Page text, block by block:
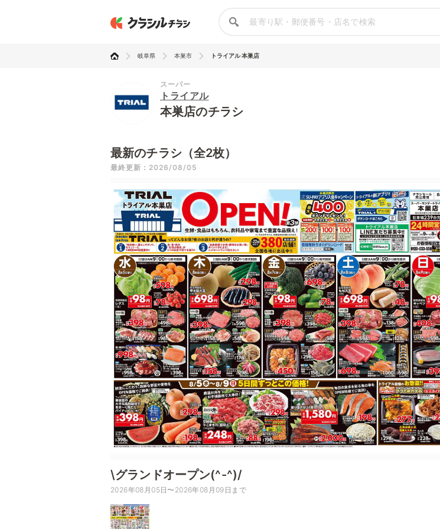
岐阜県 本巣市 トライアル 本巣店
スーパー
トライアル
本巣店のチラシ
最新のチラシ（全2枚）
最終更新：2026/08/05
\グランドオープン(^-^)/
2026年08月05日〜2026年08月09日まで